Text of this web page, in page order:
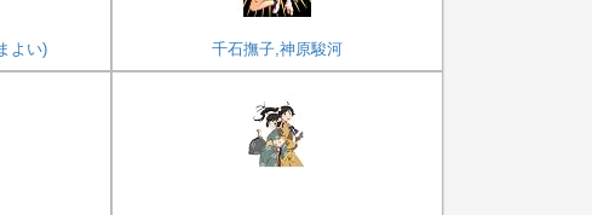
よい) 千石撫子,神原駿河